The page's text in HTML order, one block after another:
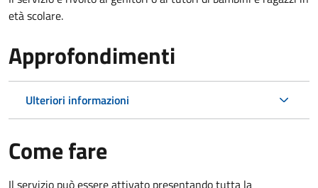
età scolare.
Approfondimenti
Ulteriori informazioni
Come fare
Il servizio può essere attivato presentando tutta la